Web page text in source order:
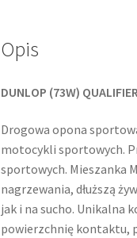
Opis
DUNLOP (73W)
Drogowa opona
motocykli sportowych.
sportowych. Mieszanka
nagrzewania, dłuższą
jak i na sucho. Unikalna
powierzchnię kontaktu,